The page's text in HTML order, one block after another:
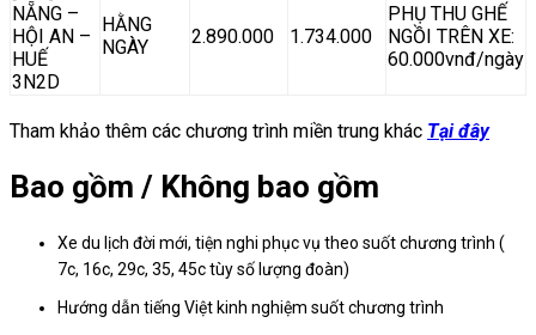
NẴNG –
HỘI AN –
HUẾ
3N2D
HẰNG
NGÀY
2.890.000 1.734.000
PHỤ THU GHẾ
NGỒI TRÊN XE:
60.000vnđ/ngày
Tham khảo thêm các chương trình miền trung khác Tại đây
Bao gồm / Không bao gồm
Xe du lịch đời mới, tiện nghi phục vụ theo suốt chương trình (
7c, 16c, 29c, 35, 45c tùy số lượng đoàn)
Hướng dẫn tiếng Việt kinh nghiệm suốt chương trình